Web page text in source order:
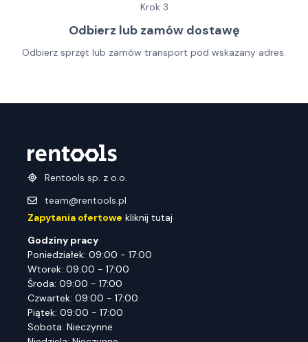
Krok 3
Odbierz lub zamów dostawę
Odbierz sprzęt lub zamów transport pod wskazany adres.
Rentools sp. z o.o.
team@rentools.pl
Zapytania ofertowe kliknij tutaj
Godziny pracy
Poniedziałek: 09:00 - 17:00
Wtorek: 09:00 - 17:00
Środa: 09:00 - 17:00
Czwartek: 09:00 - 17:00
Piątek: 09:00 - 17:00
Sobota: Nieczynne